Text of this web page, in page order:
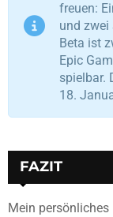
freuen:
und zwei
Beta ist
Epic
spielbar.
18.
FAZIT
Mein